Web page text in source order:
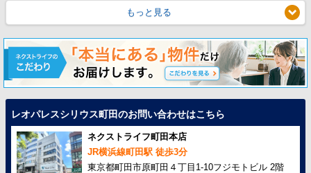
もっと見る
レオパレスシリウス町田のお問い合わせはこちら
ネクストライフ町田本店
JR横浜線町田駅 徒歩3分
東京都町田市原町田４丁目1-10フジモトビル 2階